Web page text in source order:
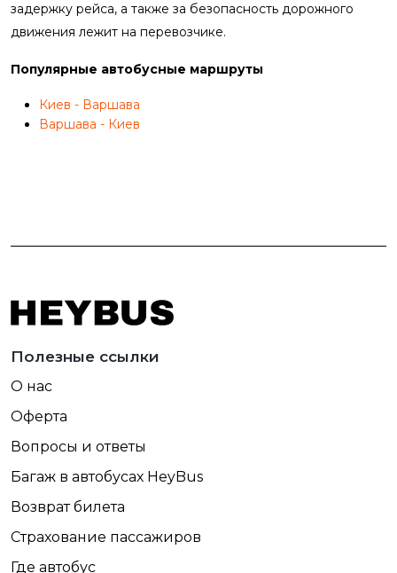
задержку рейса, а также за безопасность дорожного
движения лежит на перевозчике.
Популярные автобусные маршруты
Киев - Варшава
Варшава - Киев
Полезные ссылки
О нас
Оферта
Вопросы и ответы
Багаж в автобусах HeyBus
Возврат билета
Страхование пассажиров
Где автобус